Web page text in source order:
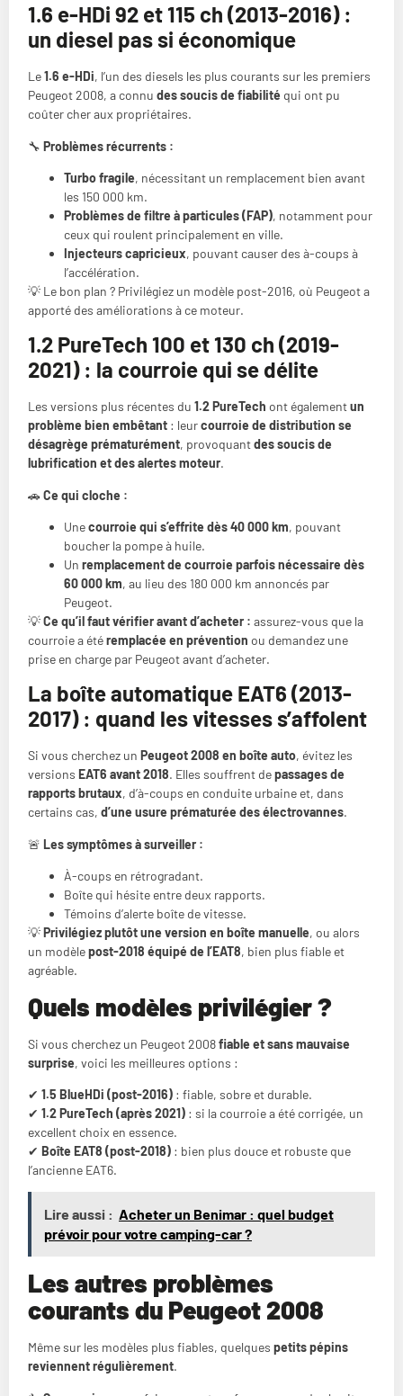
1.6 e-HDi 92 et 115 ch (2013-2016) :
un diesel pas si économique
Le1.6 e-HDi, l’un des diesels les plus courants sur les premiers
Peugeot 2008, a connu des soucis de fiabilité qui ont pu
coûter cher aux propriétaires.
🔧 Problèmes récurrents :
Turbo fragile, nécessitant un remplacement bien avant
les 150 000 km.
Problèmes de filtre à particules (FAP), notamment pour
ceux qui roulent principalement en ville.
Injecteurs capricieux, pouvant causer des à-coups à
l’accélération.
💡 Le bon plan ? Privilégiez un modèle post-2016, où Peugeot a
apporté des améliorations à ce moteur.
1.2 PureTech 100 et 130 ch (2019-
2021) : la courroie qui se délite
Les versions plus récentes du 1.2 PureTech ont égalementun
problème bien embêtant : leurcourroie de distribution se
désagrège prématurément, provoquantdes soucis de
lubrification et des alertes moteur.
🚗Ce qui cloche :
Unecourroie qui s’effrite dès 40 000 km, pouvant
boucher la pompe à huile.
Un remplacement de courroie parfois nécessaire dès
60 000 km, au lieu des 180 000 km annoncés par
Peugeot.
💡Ce qu’il faut vérifier avant d’acheter : assurez-vous que la
courroie a étéremplacée en prévention ou demandez une
prise en charge par Peugeot avant d’acheter.
La boîte automatique EAT6 (2013-
2017) : quand les vitesses s’affolent
Si vous cherchez un Peugeot 2008 en boîte auto, évitez les
versions EAT6 avant 2018. Elles souffrent depassages de
rapports brutaux, d’à-coups en conduite urbaine et, dans
certains cas, d’une usure prématurée des électrovannes.
🚨 Les symptômes à surveiller :
À-coups en rétrogradant.
Boîte qui hésite entre deux rapports.
Témoins d’alerte boîte de vitesse.
💡Privilégiez plutôt une version en boîte manuelle, ou alors
un modèlepost-2018 équipé de l’EAT8, bien plus fiable et
agréable.
Quels modèles privilégier ?
Si vous cherchez un Peugeot 2008fiable et sans mauvaise
surprise, voici les meilleures options :
✔ 1.5 BlueHDi (post-2016) : fiable, sobre et durable.
✔ 1.2 PureTech (après 2021) : si la courroie a été corrigée, un
excellent choix en essence.
✔ Boîte EAT8 (post-2018) : bien plus douce et robuste que
l’ancienne EAT6.
Lire aussi : Acheter un Benimar : quel budget
prévoir pour votre camping-car ?
Les autres problèmes
courants du Peugeot 2008
Même sur les modèles plus fiables, quelques petits pépins
reviennent régulièrement.